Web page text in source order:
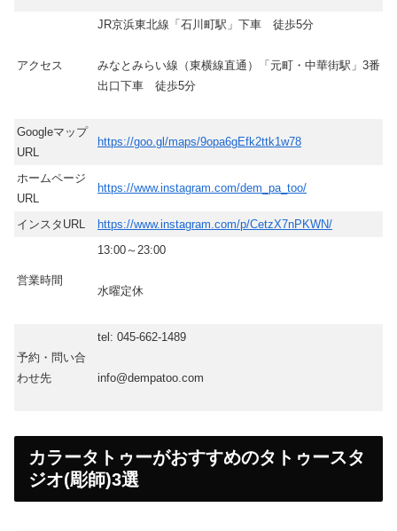
アクセス
JR京浜東北線「石川町駅」下車 徒歩5分
みなとみらい線（東横線直通）「元町・中華街駅」3番
出口下車 徒歩5分
Googleマップ
URL
https://goo.gl/maps/9opa6gEfk2ttk1w78
ホームページ
URL
https://www.instagram.com/dem_pa_too/
インスタURL https://www.instagram.com/p/CetzX7nPKWN/
営業時間
13:00～23:00
水曜定休
予約・問い合
わせ先
tel: 045-662-1489
info@dempatoo.com
カラータトゥーがおすすめのタトゥースタ
ジオ(彫師)3選